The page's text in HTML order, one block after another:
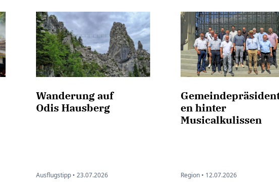
Wanderung auf
Odis Hausberg
Ausflugstipp • 23.07.2026
en hinter
Musicalkulissen
Region • 12.07.2026